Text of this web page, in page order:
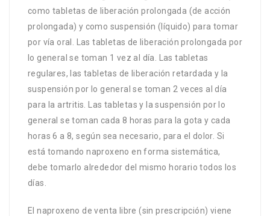
como tabletas de liberación prolongada (de acción
prolongada) y como suspensión (líquido) para tomar
por vía oral. Las tabletas de liberación prolongada por
lo general se toman 1 vez al día. Las tabletas
regulares, las tabletas de liberación retardada y la
suspensión por lo general se toman 2 veces al día
para la artritis. Las tabletas y la suspensión por lo
general se toman cada 8 horas para la gota y cada
horas 6 a 8, según sea necesario, para el dolor. Si
está tomando naproxeno en forma sistemática,
debe tomarlo alrededor del mismo horario todos los
días.
El naproxeno de venta libre (sin prescripción) viene